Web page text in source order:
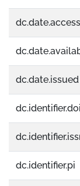
dc.date.issued
dc.identifier.doi
dc.identifier.pi